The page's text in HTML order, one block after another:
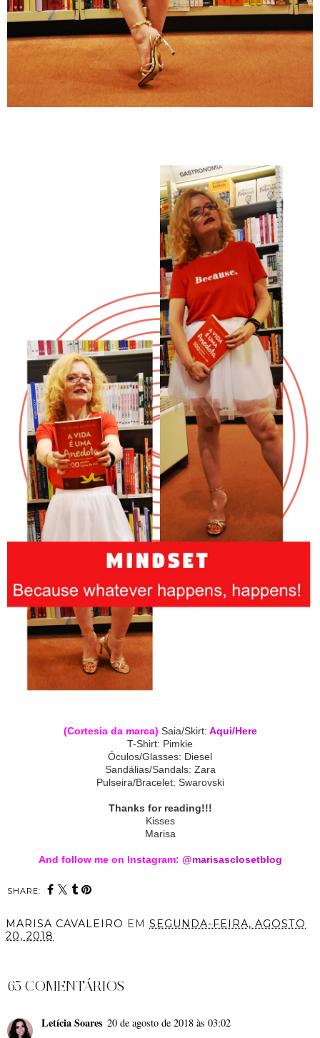
(Cortesia da marca) Saia/Skirt: Aqui/Here
T-Shirt: Pimkie
Óculos/Glasses: Diesel
Sandálias/Sandals: Zara
Pulseira/Bracelet: Swarovski
Thanks for reading!!!
Kisses
Marisa
And follow me on Instagram: @marisasclosetblog
SHARE:
MARISA CAVALEIRO EM SEGUNDA-FEIRA, AGOSTO
20, 2018
65 COMENTÁRIOS
Letícia Soares 20 de agosto de 2018 às 03:02